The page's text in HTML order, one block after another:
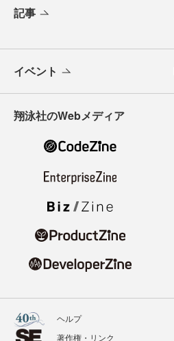
記事
イベント
翔泳社のWebメディア
ヘルプ
著作権・リンク